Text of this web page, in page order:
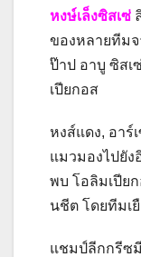
หงษ์เล็งซิสเซ่
ของหลายทีมจ
ป๊าป อาบู ซิสเ
เปียกอส
หงส์แดง, อาร์
แมวมองไปยัง
พบ โอลิมเปีย
นชีต โดยทีมเ
แชมป์ลีกกรีซ